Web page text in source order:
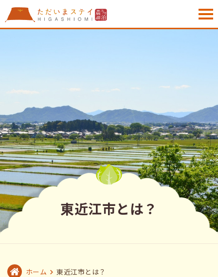
東近江市とは？
ホーム 東近江市とは？